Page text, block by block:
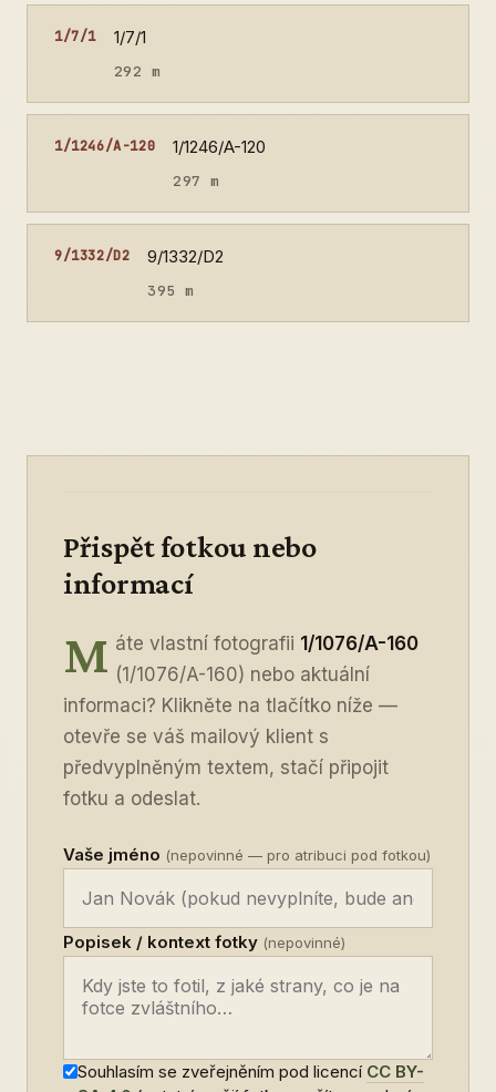
1/7/1 1/7/1
292 m
1/1246/A-120 1/1246/A-120
297 m
9/1332/D2 9/1332/D2
395 m
Přispět fotkou nebo
informací
M áte vlastní fotografii 1/1076/A-160
(1/1076/A-160) nebo aktuální
informaci? Klikněte na tlačítko níže —
otevře se váš mailový klient s
předvyplněným textem, stačí připojit
fotku a odeslat.
Vaše jméno (nepovinné — pro atribuci pod fotkou)
Popisek / kontext fotky (nepovinné)
Souhlasím se zveřejněním pod licencí CC BY-